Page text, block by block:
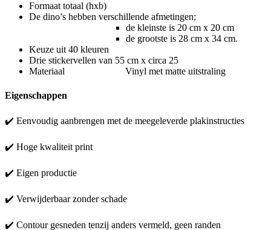
Formaat totaal (hxb)
De dino’s hebben verschillende afmetingen;
de kleinste is 20 cm x 20 cm
de grootste is 28 cm x 34 cm.
Keuze uit 40 kleuren
Drie stickervellen van 55 cm x circa 25
Materiaal Vinyl met matte uitstraling
Eigenschappen
✔️ Eenvoudig aanbrengen met de meegeleverde plakinstructies
✔️ Hoge kwaliteit print
✔️ Eigen productie
✔️ Verwijderbaar zonder schade
✔️ Contour gesneden tenzij anders vermeld, geen randen